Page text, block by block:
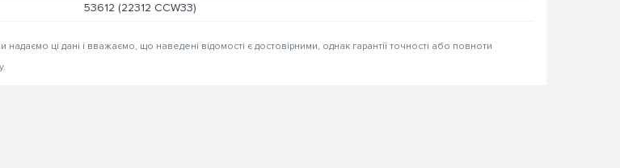
53612 (22312 CCW33)
ці дані і вважаємо, що наведені відомості є достовірними, однак гарантії точності або повноти